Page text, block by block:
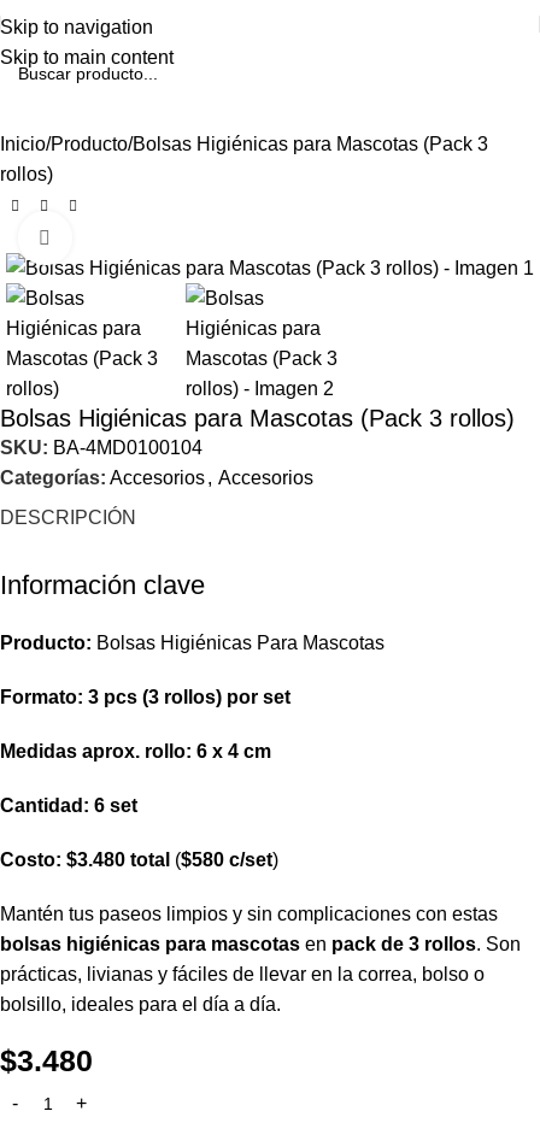
Skip to navigation
Skip to main content
Inicio Producto Bolsas Higiénicas para Mascotas (Pack 3
rollos)
Bolsas Higiénicas para Mascotas (Pack 3 rollos)
SKU: BA-4MD0100104
Categorías: Accesorios, Accesorios
DESCRIPCIÓN
Información clave
Producto: Bolsas Higiénicas Para Mascotas
Formato: 3 pcs (3 rollos) por set
Medidas aprox. rollo: 6 x 4 cm
Cantidad: 6 set
Costo: $3.480 total ($580 c/set)
Mantén tus paseos limpios y sin complicaciones con estas
bolsas higiénicas para mascotas en pack de 3 rollos. Son
prácticas, livianas y fáciles de llevar en la correa, bolso o
bolsillo, ideales para el día a día.
$3.480